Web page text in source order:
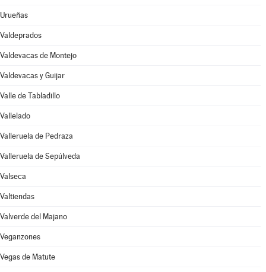
Urueñas
Valdeprados
Valdevacas de Montejo
Valdevacas y Guijar
Valle de Tabladillo
Vallelado
Valleruela de Pedraza
Valleruela de Sepúlveda
Valseca
Valtiendas
Valverde del Majano
Veganzones
Vegas de Matute